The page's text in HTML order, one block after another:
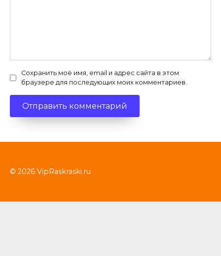
Сохранить моё имя, email и адрес сайта в этом
браузере для последующих моих комментариев.
© 2026 VipRaskraski.ru